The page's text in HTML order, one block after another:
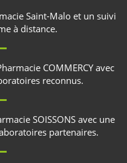
Saint-Malo et un suivi
à distance.
COMMERCYavec
reconnus.
SOISSONS avec une
partenaires.